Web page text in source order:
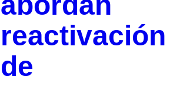
reactivación
de